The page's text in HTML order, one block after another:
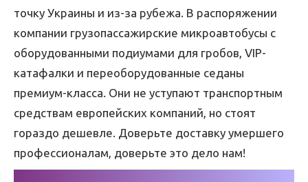
точку Украины и из-за рубежа. В распоряжении
компании грузопассажирские микроавтобусы с
оборудованными подиумами для гробов, VIP-
катафалки и переоборудованные седаны
премиум-класса. Они не уступают транспортным
средствам европейских компаний, но стоят
гораздо дешевле. Доверьте доставку умершего
профессионалам, доверьте это дело нам!